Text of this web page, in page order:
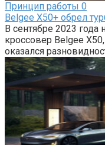
Принцип работы 0
Belgee X50+ обрел
В сентябре 2023
кроссовер Belgee
оказался